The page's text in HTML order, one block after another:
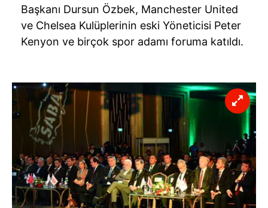
Başkanı Dursun Özbek, Manchester United
ve Chelsea Kulüplerinin eski Yöneticisi Peter
Kenyon ve birçok spor adamı foruma katıldı.